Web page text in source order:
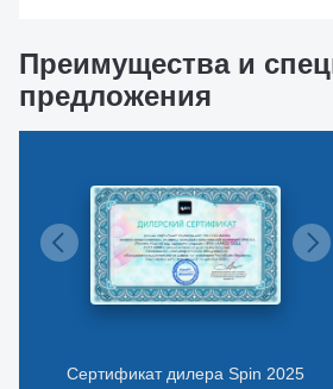
Преимущества и
предложения
Сертификат дилера Spin 2025